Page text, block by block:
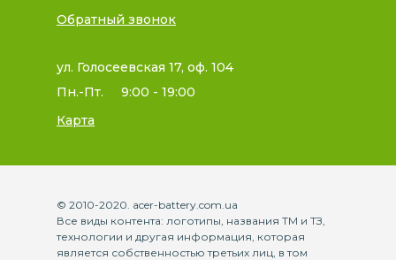
Обратный звонок
ул. Голосеевская 17, оф. 104
Пн.-Пт.
9:00 - 19:00
Карта
© 2010-2020. acer-battery.com.ua
Все виды контента: логотипы, названия ТМ и ТЗ,
технологии и другая информация, которая
является собственностью третьих лиц, в том